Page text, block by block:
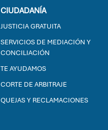
CIUDADANÍA
JUSTICIA GRATUITA
SERVICIOS DE MEDIACIÓN Y
CONCILIACIÓN
TE AYUDAMOS
CORTE DE ARBITRAJE
QUEJAS Y RECLAMACIONES